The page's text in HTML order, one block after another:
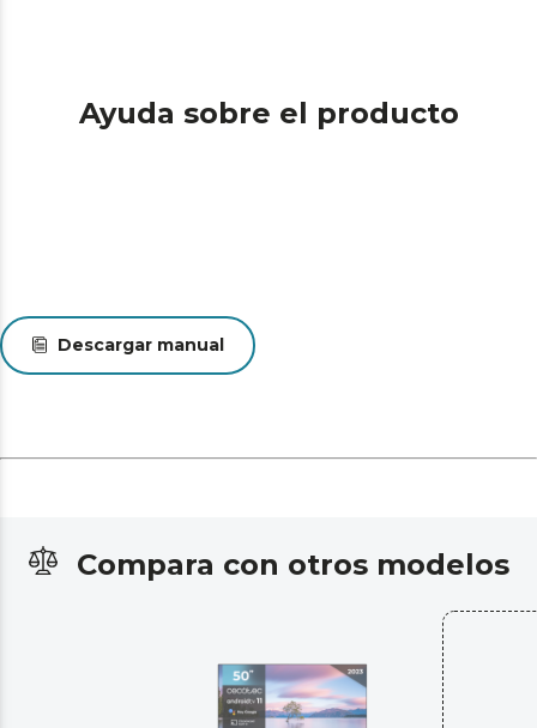
Ayuda sobre el producto
Descargar manual
Compara con otros modelos